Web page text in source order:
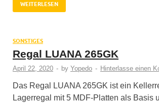
WEITERLESEN
SONSTIGES
Regal LUANA 265GK
April 22, 2020 - by Yopedo - Hinterlasse einen
Das Regal LUANA 265GK ist ein
Lagerregal mit 5 MDF-Platten als Basis